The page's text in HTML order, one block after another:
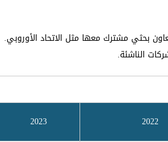
بحثي مشترك معها مثل الاتحاد الأوروبي.
الناشئة.
2022
2023